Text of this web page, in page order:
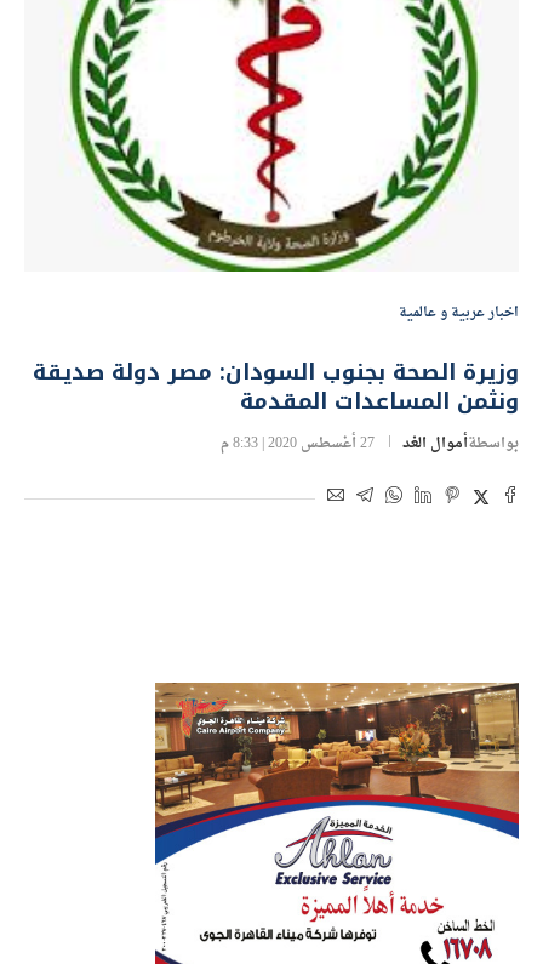
اخبار عربية و عالمية
وزيرة الصحة بجنوب السودان: مصر دولة صديقة
ونثمن المساعدات المقدمة
بواسطةأموال الغد 27 أغسطس 2020 | 8:33 م